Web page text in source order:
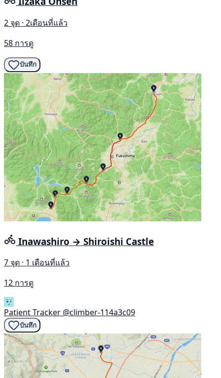
2 จุด · 2เดือนที่แล้ว
58 การดู
บันทึก
Inawashiro → Shiroishi Castle
7 จุด · 1 เดือนที่แล้ว
12 การดู
Patient Tracker @climber-114a3c09
บันทึก